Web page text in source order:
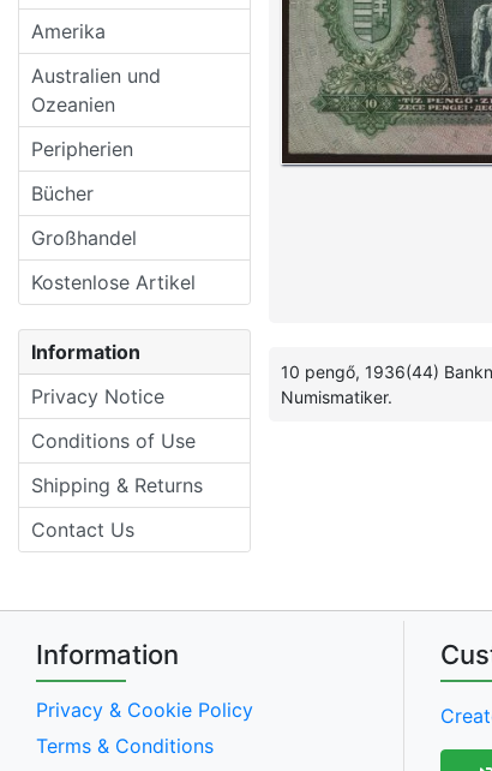
Amerika
Australien und
Ozeanien
Peripherien
Bücher
Großhandel
Kostenlose Artikel
Information
Privacy Notice
Conditions of Use
Shipping & Returns
Contact Us
10 pengő, 1936(44)
Numismatiker.
Information
Privacy & Cookie Policy
Terms & Conditions